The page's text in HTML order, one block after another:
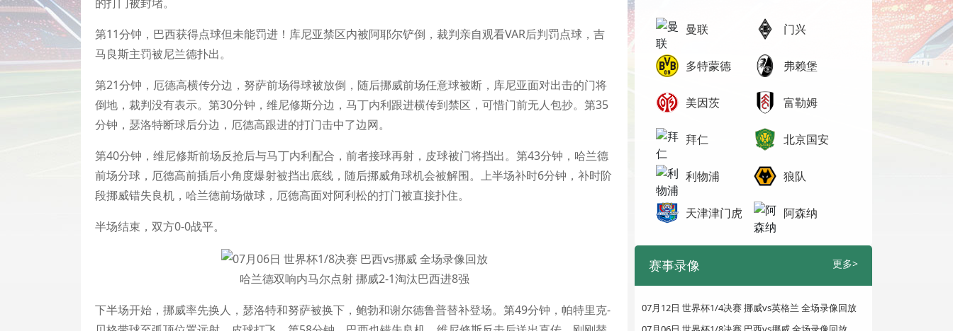
第11分钟，巴西获得点球但未能罚进！库尼亚禁区内被阿耶尔铲倒，裁判亲自观看VAR后判罚点球，吉
马良斯主罚被尼兰德扑出。
第21分钟，厄德高横传分边，努萨前场得球被放倒，随后挪威前场任意球被断，库尼亚面对出击的门将
倒地，裁判没有表示。第30分钟，维尼修斯分边，马丁内利跟进横传到禁区，可惜门前无人包抄。第35
分钟，瑟洛特断球后分边，厄德高跟进的打门击中了边网。
第40分钟，维尼修斯前场反抢后与马丁内利配合，前者接球再射，皮球被门将挡出。第43分钟，哈兰德
前场分球，厄德高前插后小角度爆射被挡出底线，随后挪威角球机会被解围。上半场补时6分钟，补时阶
段挪威错失良机，哈兰德前场做球，厄德高面对阿利松的打门被直接扑住。
半场结束，双方0-0战平。
哈兰德双响内马尔点射 挪威2-1淘汰巴西进8强
下半场开始，挪威率先换人，瑟洛特和努萨被换下，鲍勃和谢尔德鲁普替补登场。第49分钟，帕特里克-
曼联 门兴
多特蒙德 弗赖堡
美因茨 富勒姆
拜仁 北京国安
利物浦 狼队
天津津门虎 阿森纳
赛事录像 更多>
07月12日 世界杯1/4决赛 挪威vs英格兰 全场录像回放